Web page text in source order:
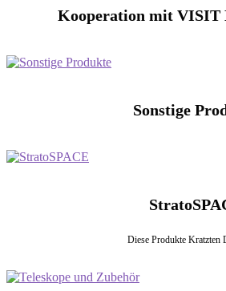
Kooperation mit VISIT
Sonstige
Diese Produkte